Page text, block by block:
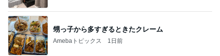
甥っ子から多すぎるときたクレーム
Amebaトピックス 1日前